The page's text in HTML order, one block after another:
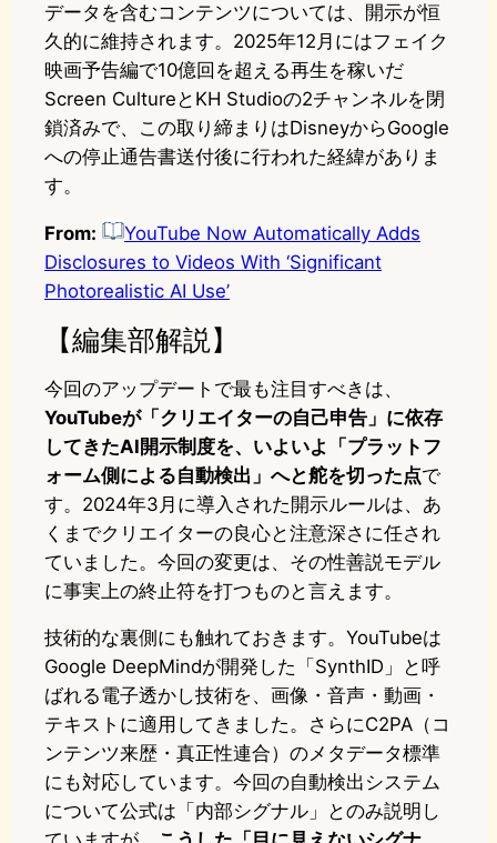
データを含むコンテンツについては、開示が恒
久的に維持されます。2025年12月にはフェイク
映画予告編で10億回を超える再生を稼いだ
Screen CultureとKH Studioの2チャンネルを閉
鎖済みで、この取り締まりはDisneyからGoogle
への停止通告書送付後に行われた経緯がありま
す。
From:
YouTube Now Automatically Adds
Disclosures to Videos With ‘Significant
Photorealistic AI Use’
【編集部解説】
今回のアップデートで最も注目すべきは、
YouTubeが「クリエイターの自己申告」に依存
してきたAI開示制度を、いよいよ「プラットフ
ォーム側による自動検出」へと舵を切った点で
す。2024年3月に導入された開示ルールは、あ
くまでクリエイターの良心と注意深さに任され
ていました。今回の変更は、その性善説モデル
に事実上の終止符を打つものと言えます。
技術的な裏側にも触れておきます。YouTubeは
Google DeepMindが開発した「SynthID」と呼
ばれる電子透かし技術を、画像・音声・動画・
テキストに適用してきました。さらにC2PA（コ
ンテンツ来歴・真正性連合）のメタデータ標準
にも対応しています。今回の自動検出システム
について公式は「内部シグナル」とのみ説明し